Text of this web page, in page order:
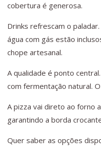
cobertura é generosa.
Drinks refrescam o
água com gás estão
chope artesanal.
A qualidade é ponto
com fermentação natural.
A pizza vai direto ao forno
garantindo a borda
Quer saber as opções